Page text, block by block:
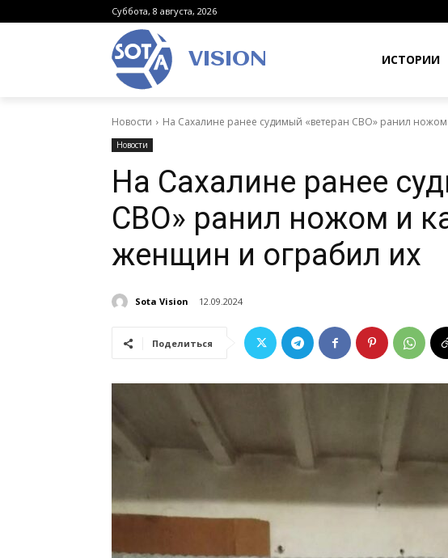
Суббота, 8 августа, 2026
VISION ИСТОРИИ
Новости На Сахалине ранее судимый «ветеран СВО» ранил
Новости
На Сахалине ранее
СВО» ранил ножом и
женщин и ограбил их
Sota Vision 12.09.2024
Поделиться